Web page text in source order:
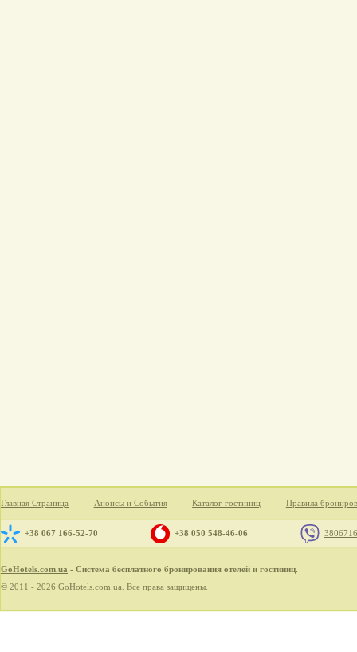
Главная Страница Анонсы и События Каталог гостиниц Правила
+38 067 166-52-70 +38 050 548-46-06
GoHotels.com.ua - Система бесплатного бронирования отелей и гостиниц.
© 2011 - 2026 GoHotels.com.ua. Все права защищены.